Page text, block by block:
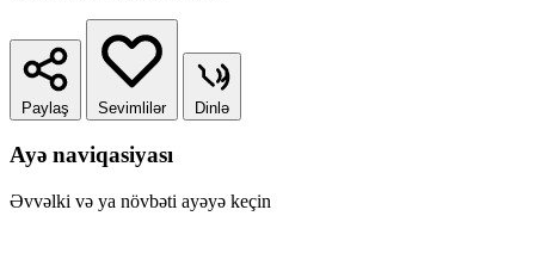
Paylaş Sevimlilər Dinlə
Ayə naviqasiyası
Əvvəlki və ya növbəti ayəyə keçin